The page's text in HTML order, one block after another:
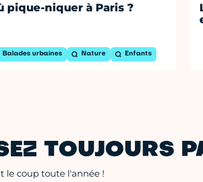
pique-niquer à Paris ?
Balades urbaines Nature Enfants
TOUJOURS
le coup toute l'année !